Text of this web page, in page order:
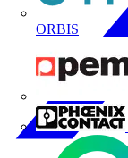
ORBIS